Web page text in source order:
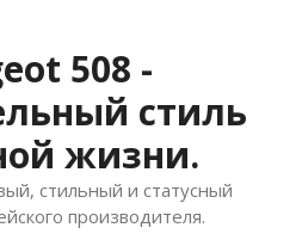
508 -
стиль
жизни.
стильный и статусный
производителя.